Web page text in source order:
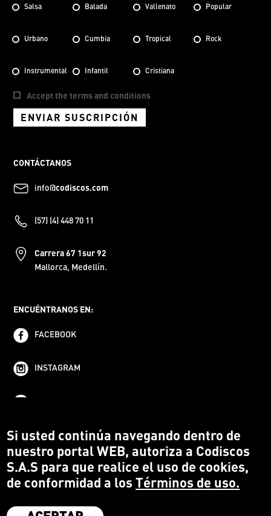
Salsa Balada Vallenato Popular
Urbano Cumbia Tropical Rock
Instrumental Infantil Cristiana
Accept the terms and conditions
ENVIAR SUSCRIPCIÓN
CONTÁCTANOS
info@codiscos.com
(57) (4) 448 70 11
Carrera 67 1sur 92
Mallorca, Medellín.
ENCUÉNTRANOS EN:
FACEBOOK
INSTAGRAM
Si usted continúa navegando dentro de
nuestro portal WEB, autoriza a Codiscos
S.A.S para que realice el uso de cookies,
de conformidad a losTérminos de uso.